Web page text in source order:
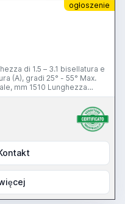
ogłoszenie
di 1.5 – 3.1 bisellatura e
gradi 25° - 55° Max.